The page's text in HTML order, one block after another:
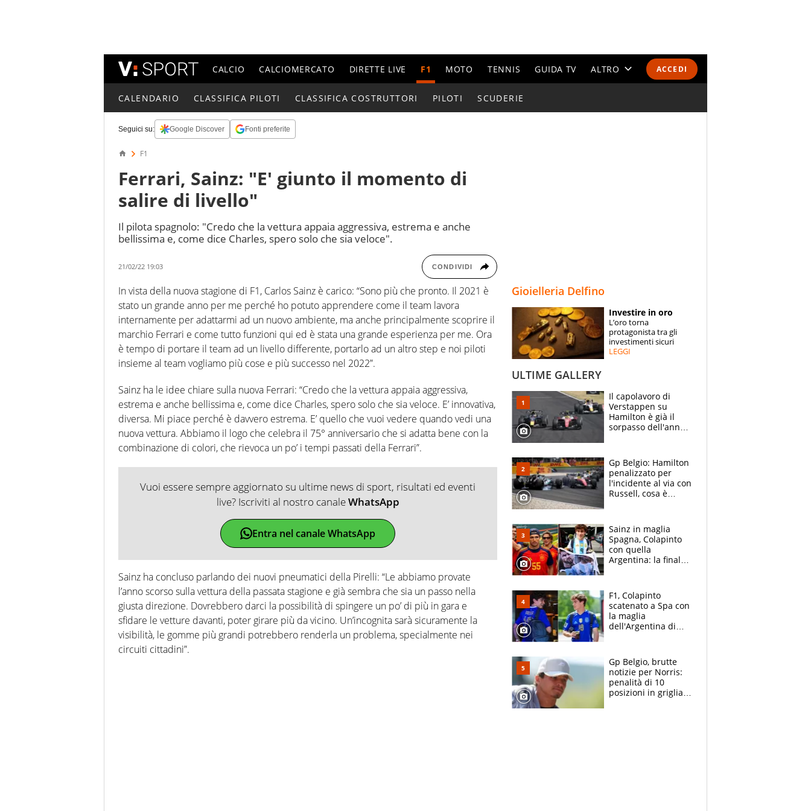
ACCEDI
CALCIO CALCIOMERCATO DIRETTE LIVE F1 MOTO TENNIS GUIDA TV ALTRO
ESPERTI
CONTATTI
CALENDARIO CLASSIFICA PILOTI CLASSIFICA COSTRUTTORI PILOTI SCUDERIE
Seguici su: Google Discover Fonti preferite
F1
Ferrari, Sainz: "E' giunto il momento di
salire di livello"
Il pilota spagnolo: "Credo che la vettura appaia aggressiva, estrema e anche
bellissima e, come dice Charles, spero solo che sia veloce".
21/02/22 19:03 CONDIVIDI
In vista della nuova stagione di F1, Carlos Sainz è carico: “Sono più che pronto. Il 2021 è
stato un grande anno per me perché ho potuto apprendere come il team lavora
internamente per adattarmi ad un nuovo ambiente, ma anche principalmente scoprire il
marchio Ferrari e come tutto funzioni qui ed è stata una grande esperienza per me. Ora
è tempo di portare il team ad un livello differente, portarlo ad un altro step e noi piloti
insieme al team vogliamo più cose e più successo nel 2022”.
Sainz ha le idee chiare sulla nuova Ferrari: “Credo che la vettura appaia aggressiva,
estrema e anche bellissima e, come dice Charles, spero solo che sia veloce. E’ innovativa,
diversa. Mi piace perché è davvero estrema. E’ quello che vuoi vedere quando vedi una
nuova vettura. Abbiamo il logo che celebra il 75° anniversario che si adatta bene con la
combinazione di colori, che rievoca un po’ i tempi passati della Ferrari”.
Vuoi essere sempre aggiornato su ultime news di sport, risultati ed eventi
live? Iscriviti al nostro canaleWhatsApp
Entra nel canale WhatsApp
Sainz ha concluso parlando dei nuovi pneumatici della Pirelli: “Le abbiamo provate
l’anno scorso sulla vettura della passata stagione e già sembra che sia un passo nella
giusta direzione. Dovrebbero darci la possibilità di spingere un po’ di più in gara e
sfidare le vetture davanti, poter girare più da vicino. Un’incognita sarà sicuramente la
visibilità, le gomme più grandi potrebbero renderla un problema, specialmente nei
circuiti cittadini”.
Gioielleria Delfino
Investire in oro
L’oro torna
protagonista tra gli
investimenti sicuri
LEGGI
ULTIME GALLERY
Il capolavoro di
Verstappen su
Hamilton è già il
sorpasso dell'anno:
2021
Gp Belgio: Hamilton
penalizzato per
l'incidente al via con
Russell, cosa è
Sainz in maglia
Spagna, Colapinto
con quella
Argentina: la finale
vede l'ora
F1, Colapinto
scatenato a Spa con
la maglia
dell'Argentina di
le parolacce"
Gp Belgio, brutte
notizie per Norris:
penalità di 10
posizioni in griglia,